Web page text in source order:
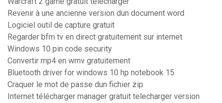
Revenir à une ancienne version dun document word
Logiciel outil de capture gratuit
Regarder bfm tv en direct gratuitement sur internet
Windows 10 pin code security
Convertir mp4 en wmv gratuitement
Bluetooth driver for windows 10 hp notebook 15
Craquer le mot de passe dun fichier zip
Internet télécharger manager gratuit telecharger version